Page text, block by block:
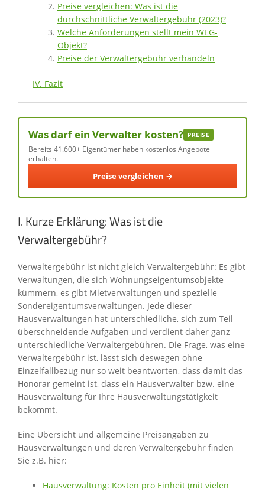
Preise vergleichen: Was ist die
durchschnittliche Verwaltergebühr (2023)?
Welche Anforderungen stellt mein WEG-
Objekt?
Preise der Verwaltergebühr verhandeln
IV. Fazit
Was darf ein Verwalter kosten? PREISE
Bereits 41.600+ Eigentümer haben kostenlos Angebote
erhalten.
Preise vergleichen →
I. Kurze Erklärung: Was ist die
Verwaltergebühr?
Verwaltergebühr ist nicht gleich Verwaltergebühr: Es gibt
Verwaltungen, die sich Wohnungseigentumsobjekte
kümmern, es gibt Mietverwaltungen und spezielle
Sondereigentumsverwaltungen. Jede dieser
Hausverwaltungen hat unterschiedliche, sich zum Teil
überschneidende Aufgaben und verdient daher ganz
unterschiedliche Verwaltergebühren. Die Frage, was eine
Verwaltergebühr ist, lässt sich deswegen ohne
Einzelfallbezug nur so weit beantworten, dass damit das
Honorar gemeint ist, dass ein Hausverwalter bzw. eine
Hausverwaltung für Ihre Hausverwaltungstätigkeit
bekommt.
Eine Übersicht und allgemeine Preisangaben zu
Hausverwaltungen und deren Verwaltergebühr finden
Sie z.B. hier:
Hausverwaltung: Kosten pro Einheit (mit vielen